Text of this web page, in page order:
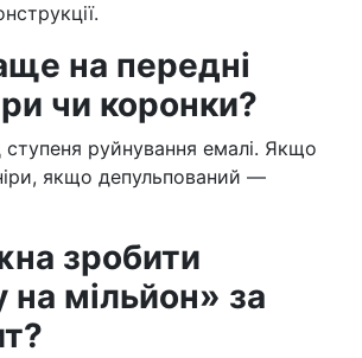
на передні
чи коронки?
ступеня руйнування емалі. Якщо
якщо депульпований —
зробити
на мільйон» за